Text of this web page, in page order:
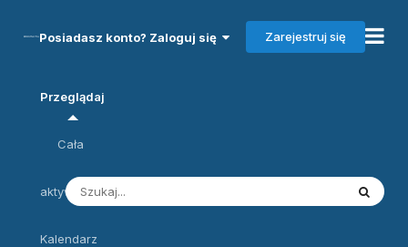
Posiadasz konto? Zaloguj się Zarejestruj się
Przeglądaj
Cała
aktywność
Kalendarz